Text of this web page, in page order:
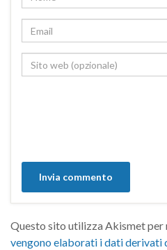
Questo sito utilizza Akismet per
vengono elaborati i dati derivati